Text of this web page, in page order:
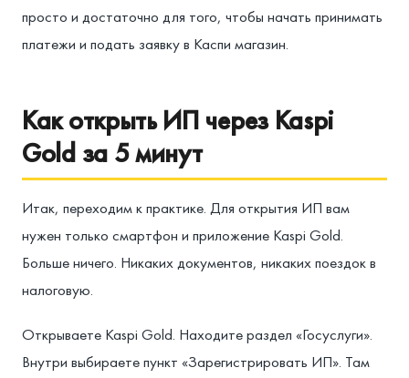
просто и достаточно для того, чтобы начать принимать
платежи и подать заявку в Каспи магазин.
Как открыть ИП через Kaspi
Gold за 5 минут
Итак, переходим к практике. Для открытия ИП вам
нужен только смартфон и приложение Kaspi Gold.
Больше ничего. Никаких документов, никаких поездок в
налоговую.
Открываете Kaspi Gold. Находите раздел «Госуслуги».
Внутри выбираете пункт «Зарегистрировать ИП». Там